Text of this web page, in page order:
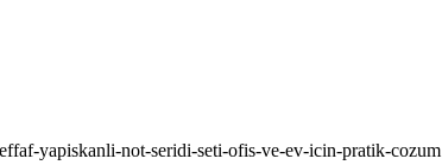
yapiskanli-not-seridi-seti-ofis-ve-ev-icin-pratik-cozum